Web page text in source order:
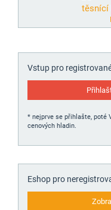
Vstup pro
* nejprve se přihlašte, poté
cenových hladin.
Eshop pro